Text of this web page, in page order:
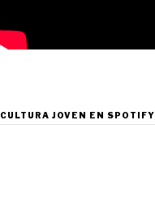
CULTURA JOVEN EN SPOTIFY